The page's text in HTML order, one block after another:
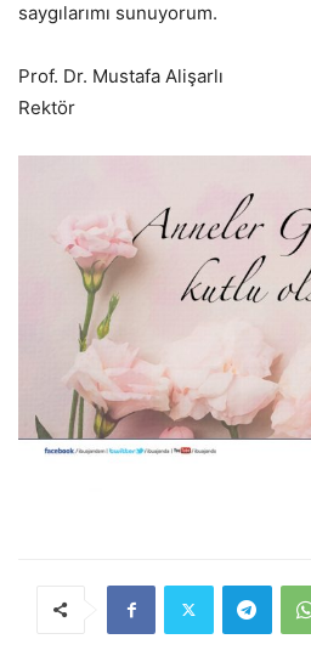
saygılarımı sunuyorum.
Prof. Dr. Mustafa Alişarlı
Rektör